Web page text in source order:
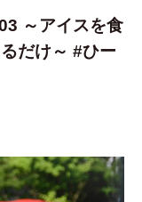
～アイスを食
だけ～ #ひー